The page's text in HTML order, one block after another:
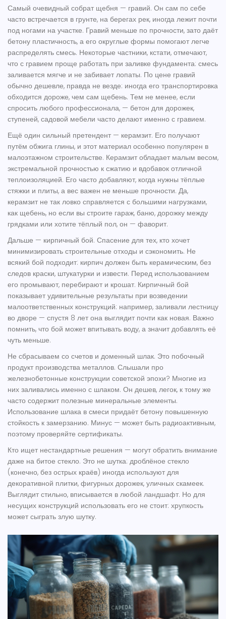
Самый очевидный собрат щебня — гравий. Он сам по себе
часто встречается в грунте, на берегах рек, иногда лежит почти
под ногами на участке. Гравий меньше по прочности, зато даёт
бетону пластичность, а его округлые формы помогают легче
распределять смесь. Некоторые частники, кстати, отмечают,
что с гравием проще работать при заливке фундамента: смесь
заливается мягче и не забивает лопаты. По цене гравий
обычно дешевле, правда не везде: иногда его транспортировка
обходится дороже, чем сам щебень. Тем не менее, если
спросить любого профессионала, — бетон для дорожек,
ступеней, садовой мебели часто делают именно с гравием.
Ещё один сильный претендент — керамзит. Его получают
путём обжига глины, и этот материал особенно популярен в
малоэтажном строительстве. Керамзит обладает малым весом,
экстремальной прочностью к сжатию и вдобавок отличной
теплоизоляцией. Его часто добавляют, когда нужны тёплые
стяжки и плиты, а вес важен не меньше прочности. Да,
керамзит не так ловко справляется с большими нагрузками,
как щебень, но если вы строите гараж, баню, дорожку между
грядками или хотите тёплый пол, он — фаворит.
Дальше — кирпичный бой. Спасение для тех, кто хочет
минимизировать строительные отходы и сэкономить. Не
всякий бой подходит: кирпич должен быть керамическим, без
следов краски, штукатурки и извести. Перед использованием
его промывают, перебирают и крошат. Кирпичный бой
показывает удивительные результаты при возведении
малоответственных конструкций: например, заливали лестницу
во дворе — спустя 8 лет она выглядит почти как новая. Важно
помнить, что бой может впитывать воду, а значит добавлять её
чуть меньше.
Не сбрасываем со счетов и доменный шлак. Это побочный
продукт производства металлов. Слышали про
железнобетонные конструкции советской эпохи? Многие из
них заливались именно с шлаком. Он дешев, легок, к тому же
часто содержит полезные минеральные элементы.
Использование шлака в смеси придаёт бетону повышенную
стойкость к замерзанию. Минус — может быть радиоактивным,
поэтому проверяйте сертификаты.
Кто ищет нестандартные решения — могут обратить внимание
даже на битое стекло. Это не шутка: дроблёное стекло
(конечно, без острых краёв) иногда используют для
декоративной плитки, фигурных дорожек, уличных скамеек.
Выглядит стильно, вписывается в любой ландшафт. Но для
несущих конструкций использовать его не стоит: хрупкость
может сыграть злую шутку.